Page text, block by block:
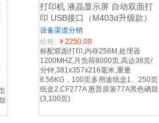
打印机 液晶显示屏 自动双面打
印 USB接口（M403d升级款）
设备渠道分销
价格: ￥2250.00
标配双面打印,内存256M,处理器
1200MHZ,月负荷8000页,高达38页/
分钟,381x357x216毫米,重量
8.56KG，100页多用途纸盒1、250页
纸盒2,CF277A 惠普原装77A黑色硒鼓
(3,100页)